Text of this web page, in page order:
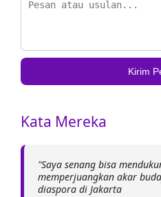
Kirim
Kata Mereka
"Saya senang bisa
memperjuangkan akar
diaspora di Jakarta